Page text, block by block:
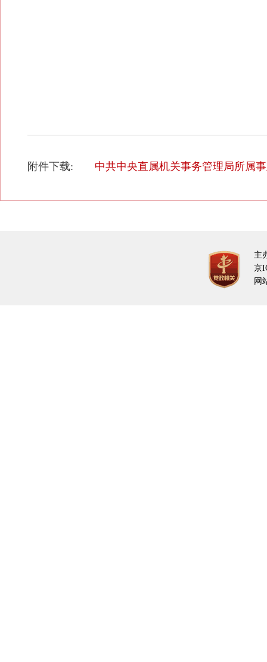
附件下载: 中共中央直属机关事务管理局所属
主
京
网